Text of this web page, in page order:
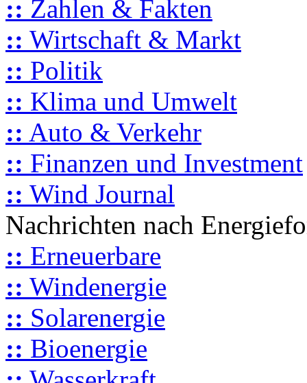
:: Zahlen & Fakten
:: Wirtschaft & Markt
:: Politik
:: Klima und Umwelt
:: Auto & Verkehr
:: Finanzen und Investment
:: Wind Journal
Nachrichten nach
:: Erneuerbare
:: Windenergie
:: Solarenergie
:: Bioenergie